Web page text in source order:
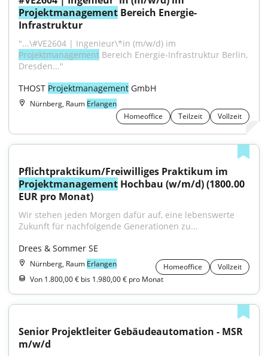
Projektmanagement Bereich Energie-
Infrastruktur
Projektmanagement Bereich Energie-Infrastruktur Berlin,
Dresden..."
THOST Projektmanagement GmbH
Nürnberg, Raum Erlangen
Homeoffice
Teilzeit Vollzeit
Projektmanagement Hochbau (w/m/d) (1800.00
EUR pro Monat)
Wir stehen jeden Morgen dafür auf, eine lebenswerte
Zukunft für nachfolgende Generationen zu...
Drees & Sommer SE
Nürnberg, Raum Erlangen Homeoffice
Vollzeit
Von 1.800,00 € bis 1.980,00 € pro Monat
Senior Projektleiter Gebäudeautomation - MSR
m/w/d